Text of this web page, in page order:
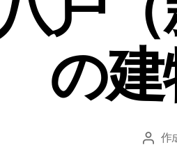
の
投 作